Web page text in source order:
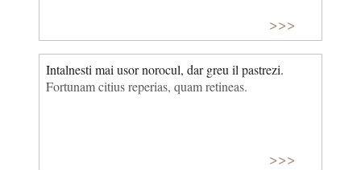
>>>
Intalnesti mai usor norocul, dar greu il pastrezi.
Fortunam citius reperias, quam retineas.
>>>